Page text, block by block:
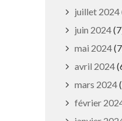
juillet 2024
juin 2024
mai 2024
avril 2024
mars 2024
février